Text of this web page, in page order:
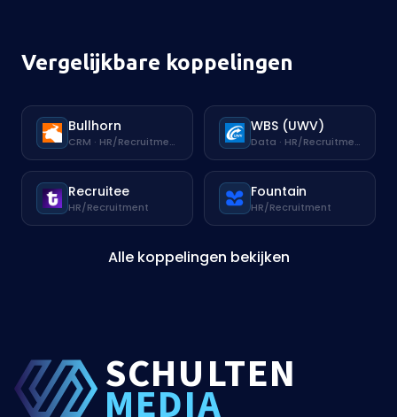
Vergelijkbare koppelingen
Bullhorn
CRM · HR/Recruitment
WBS (UWV)
Data · HR/Recruitment
Recruitee
HR/Recruitment
Fountain
HR/Recruitment
Alle koppelingen bekijken
SCHULTEN
MEDIA